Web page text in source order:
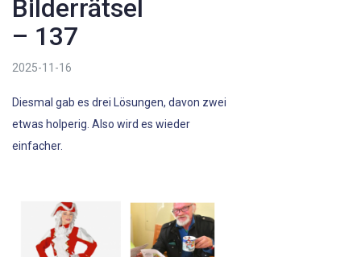
Bilderrätsel
– 137
2025-11-16
Diesmal gab es drei Lösungen, davon zwei
etwas holperig. Also wird es wieder
einfacher.